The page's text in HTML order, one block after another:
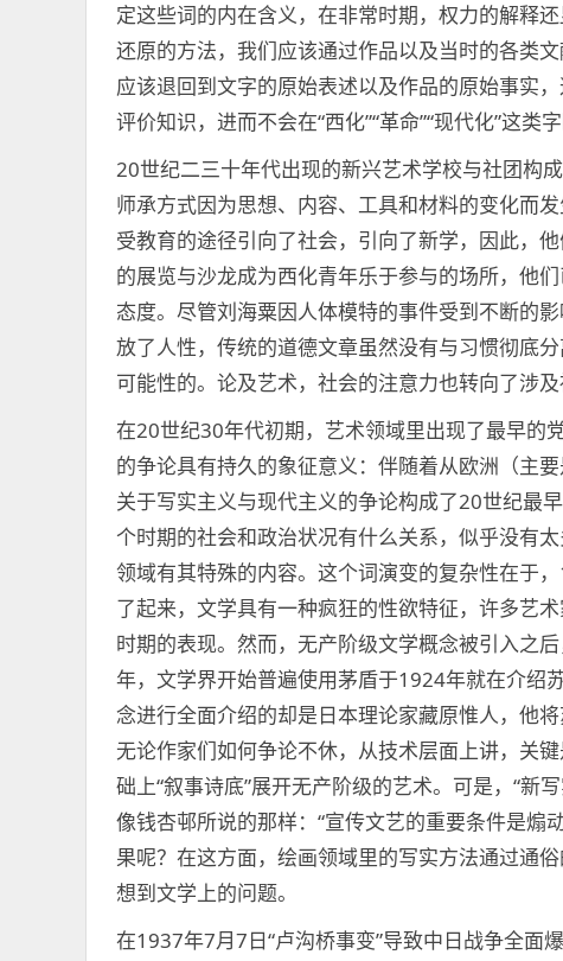
定这些词的内在含义，在非常时期，权力的解释
还原的方法，我们应该通过作品以及当时的各类
应该退回到文字的原始表述以及作品的原始事实
评价知识，进而不会在“西化”“革命”“现代化”这类字
20世纪二三十年代出现的新兴艺术学校与社团构
师承方式因为思想、内容、工具和材料的变化而
受教育的途径引向了社会，引向了新学，因此，
的展览与沙龙成为西化青年乐于参与的场所，他
态度。尽管刘海粟因人体模特的事件受到不断的
放了人性，传统的道德文章虽然没有与习惯彻底
可能性的。论及艺术，社会的注意力也转向了涉及
在20世纪30年代初期，艺术领域里出现了最早的
的争论具有持久的象征意义：伴随着从欧洲（主
关于写实主义与现代主义的争论构成了20世纪最
个时期的社会和政治状况有什么关系，似乎没有
领域有其特殊的内容。这个词演变的复杂性在于
了起来，文学具有一种疯狂的性欲特征，许多艺
时期的表现。然而，无产阶级文学概念被引入之
年，文学界开始普遍使用茅盾于1924年就在介绍
念进行全面介绍的却是日本理论家藏原惟人，他
无论作家们如何争论不休，从技术层面上讲，关
础上“叙事诗底”展开无产阶级的艺术。可是，“新
像钱杏邨所说的那样：“宣传文艺的重要条件是煽
果呢？在这方面，绘画领域里的写实方法通过通
想到文学上的问题。
在1937年7月7日“卢沟桥事变”导致中日战争全面